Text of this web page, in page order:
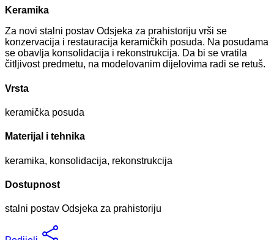
Keramika
Za novi stalni postav Odsjeka za prahistoriju vrši se
konzervacija i restauracija keramičkih posuda. Na posudama
se obavlja konsolidacija i rekonstrukcija. Da bi se vratila
čitljivost predmetu, na modelovanim dijelovima radi se retuš.
Vrsta
keramička posuda
Materijal i tehnika
keramika, konsolidacija, rekonstrukcija
Dostupnost
stalni postav Odsjeka za prahistoriju